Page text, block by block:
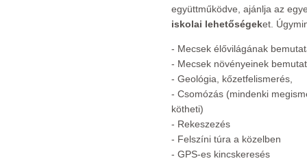
együttműködve, ajánlja az
iskolai lehetőségeket.
- Mecsek élővilágának
- Mecsek növényeinek
- Geológia, kőzetfelismerés,
- Csomózás (mindenki
kötheti)
- Rekeszezés
- Felszíni túra a közelben
- GPS-es kincskeresés